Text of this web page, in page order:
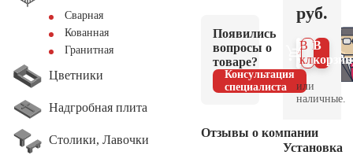
Сварная
Кованная
Гранитная
Цветники
Надгробная плита
Столики, Лавочки
Появились
вопросы о
товаре?
Консультация
специалиста
Отзывы о компании
руб.
В
В 1
клик
или
наличные.
Установка